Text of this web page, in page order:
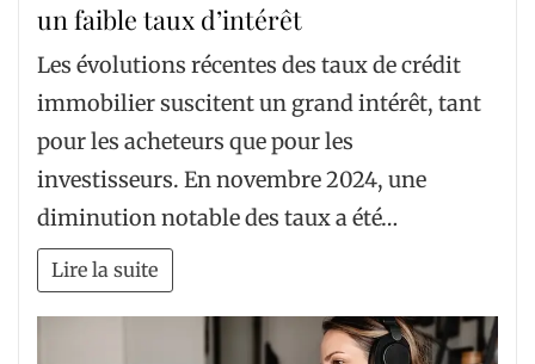
un faible taux d’intérêt
Les évolutions récentes des taux de crédit
immobilier suscitent un grand intérêt, tant
pour les acheteurs que pour les
investisseurs. En novembre 2024, une
diminution notable des taux a été…
Lire la suite